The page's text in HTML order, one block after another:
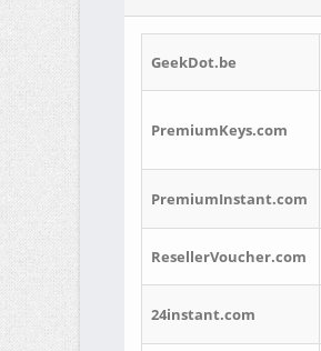
GeekDot.be
PremiumKeys.com
PremiumInstant.com
ResellerVoucher.com
24instant.com